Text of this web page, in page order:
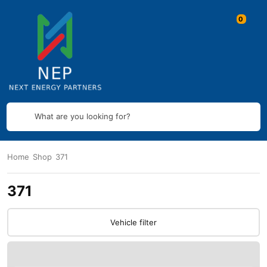
What are you looking for?
Home Shop 371
371
Vehicle filter